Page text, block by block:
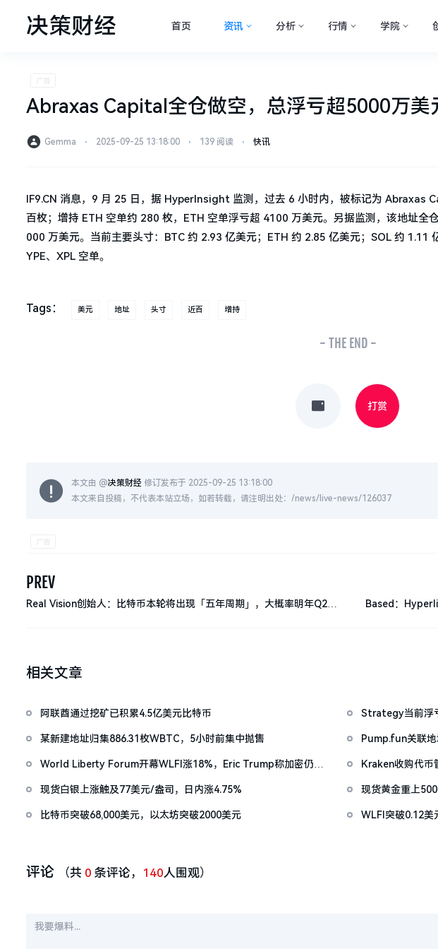
决策财经 首页 资讯 分析 行情 学院
Abraxas Capital全仓做空，总浮亏超5000万美
Gemma ⋅ 2025-09-25 13:18:00 ⋅ 139 阅读 ⋅ 快讯
IF9.CN 消息，9 月 25 日，据 HyperInsight 监测，过去 6 小时内，被标记为 Abraxas
百枚；增持 ETH 空单约 280 枚，ETH 空单浮亏超 4100 万美元。另据监测，该地址全
000 万美元。当前主要头寸：BTC 约 2.93 亿美元；ETH 约 2.85 亿美元；SOL 约 1.11
YPE、XPL 空单。
Tags： 美元 地址 头寸 近百 增持
- THE END -
打赏
本文由 @决策财经 修订发布于 2025-09-25 13:18:00
本文来自投稿，不代表本站立场，如若转载，请注明出处：/news/live-news/126037
PREV
Real Vision创始人：比特币本轮将出现「五年周期」，大概率明年Q2到
Based：
相关文章
阿联酋通过挖矿已积累4.5亿美元比特币 Strategy当前浮
某新建地址归集886.31枚WBTC，5小时前集中抛售 Pump.fun关联
World Liberty Forum开幕WLFI涨18%，Eric Trump称加密仍处
Kraken收购代币
现货白银上涨触及77美元/盎司，日内涨4.75% 现货黄金重上
比特币突破68,000美元，以太坊突破2000美元 WLFI突破0.12美
评论 （共 0 条评论， 140人围观）